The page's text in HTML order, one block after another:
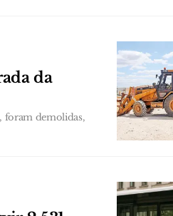
da
foram demolidas,